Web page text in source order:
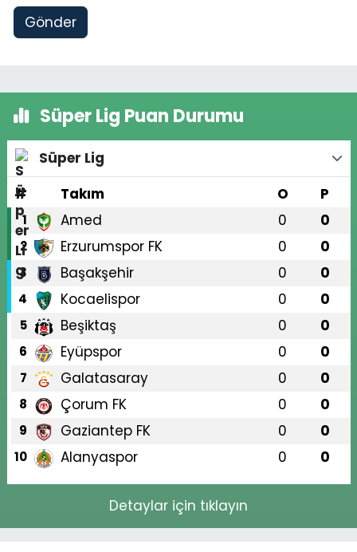
Gönder
Süper Lig Puan Durumu
Süper Lig
#
Takım O P
1 Amed 0 0
2 Erzurumspor FK 0 0
3 Başakşehir 0 0
4 Kocaelispor 0 0
5 Beşiktaş 0 0
6 Eyüpspor 0 0
7 Galatasaray 0 0
8 Çorum FK 0 0
9 Gaziantep FK 0 0
10 Alanyaspor 0 0
Detaylar için tıklayın